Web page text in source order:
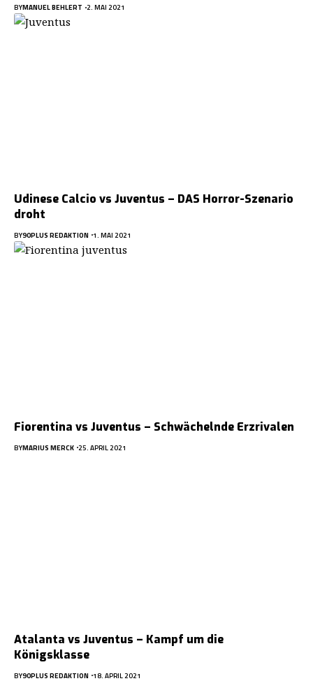
BYMANUEL BEHLERT 2. MAI 2021
Udinese Calcio vs Juventus – DAS Horror-Szenario
droht
BY90PLUS REDAKTION 1. MAI 2021
Fiorentina vs Juventus – Schwächelnde Erzrivalen
BYMARIUS MERCK 25. APRIL 2021
Atalanta vs Juventus – Kampf um die
Königsklasse
BY90PLUS REDAKTION 18. APRIL 2021